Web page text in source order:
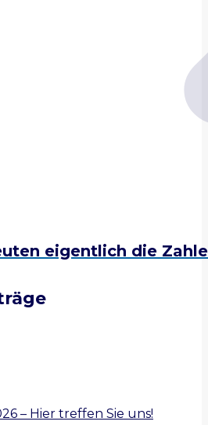
eigentlich die
– Hier treffen Sie uns!